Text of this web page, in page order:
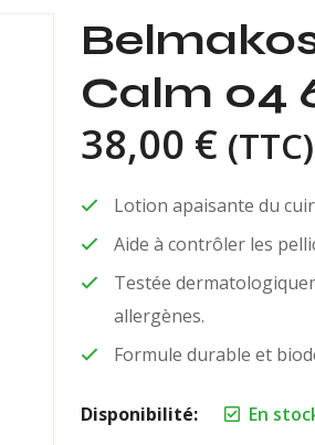
Calm 04
38,00 € (TTC)
Lotion apaisante du
Aide à contrôler les
Testée
allergènes.
Formule durable et
Disponibilité: En